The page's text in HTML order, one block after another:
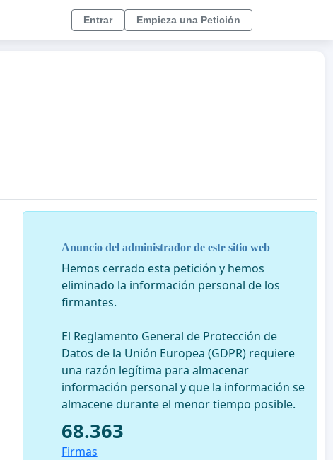
Entrar Empieza una Petición
Anuncio del administrador de este sitio web
Hemos cerrado esta petición y hemos
eliminado la información personal de los
firmantes.
El Reglamento General de Protección de
Datos de la Unión Europea (GDPR) requiere
una razón legítima para almacenar
información personal y que la información se
almacene durante el menor tiempo posible.
68.363
Firmas